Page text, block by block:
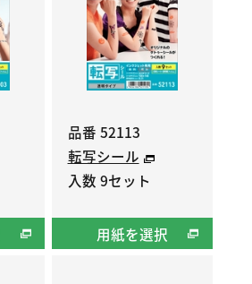
品番 52113
転写シール
入数 9セット
用紙を選択